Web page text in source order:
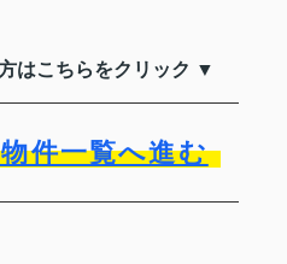
はこちらをクリック ▼
件一覧へ進む